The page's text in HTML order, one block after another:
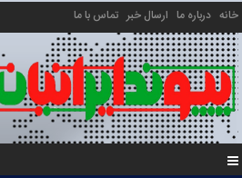
خانه درباره ما ارسال خبر تماس با ما